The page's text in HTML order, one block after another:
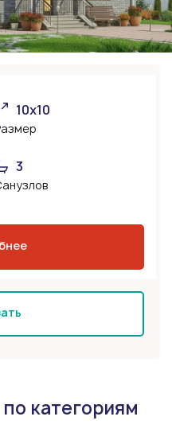
10х10
3
категориям